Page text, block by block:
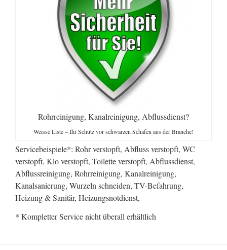
Rohrreinigung, Kanalreinigung, Abflussdienst?
Weisse Liste – Ihr Schutz vor schwarzen Schafen aus der Branche!
Servicebeispiele*: Rohr verstopft, Abfluss verstopft, WC
verstopft, Klo verstopft, Toilette verstopft, Abflussdienst,
Abflussreinigung, Rohrreinigung, Kanalreinigung,
Kanalsanierung, Wurzeln schneiden, TV-Befahrung,
Heizung & Sanitär, Heizungsnotdienst,
* Kompletter Service nicht überall erhältlich